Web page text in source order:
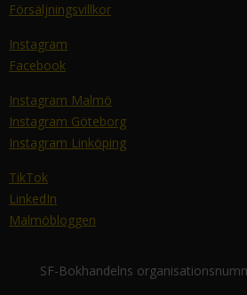
Försäljningsvillkor
Instagram
Facebook
Instagram Malmö
Instagram Göteborg
Instagram Linköping
TikTok
LinkedIn
Malmöbloggen
SF-Bokhandelns